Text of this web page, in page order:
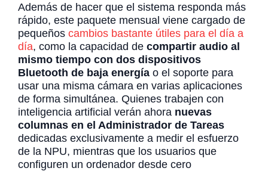
Además de hacer que el sistema responda más
rápido, este paquete mensual viene cargado de
pequeños cambios bastante útiles para el día a
día, como la capacidad de compartir audio al
mismo tiempo con dos dispositivos
Bluetooth de baja energía o el soporte para
usar una misma cámara en varias aplicaciones
de forma simultánea. Quienes trabajen con
inteligencia artificial verán ahora nuevas
columnas en el Administrador de Tareas
dedicadas exclusivamente a medir el esfuerzo
de la NPU, mientras que los usuarios que
configuren un ordenador desde cero